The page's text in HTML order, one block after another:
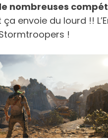
nombreuses
envoie du lourd !!
!